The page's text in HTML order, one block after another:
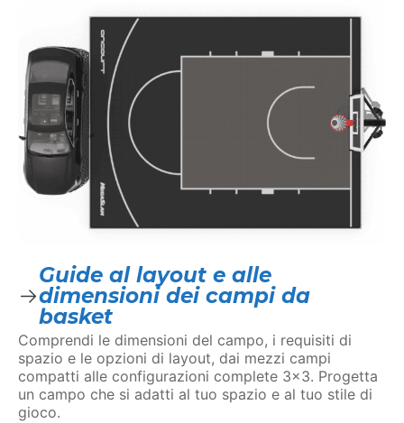
Guide al layout e alle
dimensioni dei campi da
basket
Comprendi le dimensioni del campo, i requisiti di
spazio e le opzioni di layout, dai mezzi campi
compatti alle configurazioni complete 3×3. Progetta
un campo che si adatti al tuo spazio e al tuo stile di
gioco.